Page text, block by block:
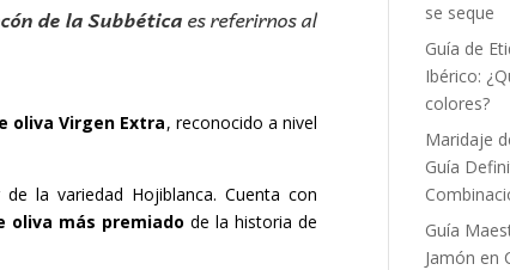
de la Subbéticaes referirnos al
oliva Virgen Extra, reconocido a nivel
la variedad Hojiblanca. Cuenta con
oliva más premiado de la historia de
se seque
Guía de
Ibérico:
colores?
Maridaje
Guía
Guía
Jamón en